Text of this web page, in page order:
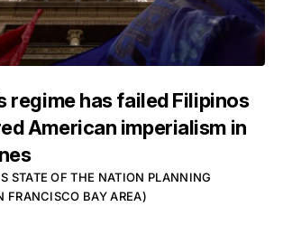
regime has failed Filipinos
American imperialism in
STATE OF THE NATION PLANNING
FRANCISCO BAY AREA)